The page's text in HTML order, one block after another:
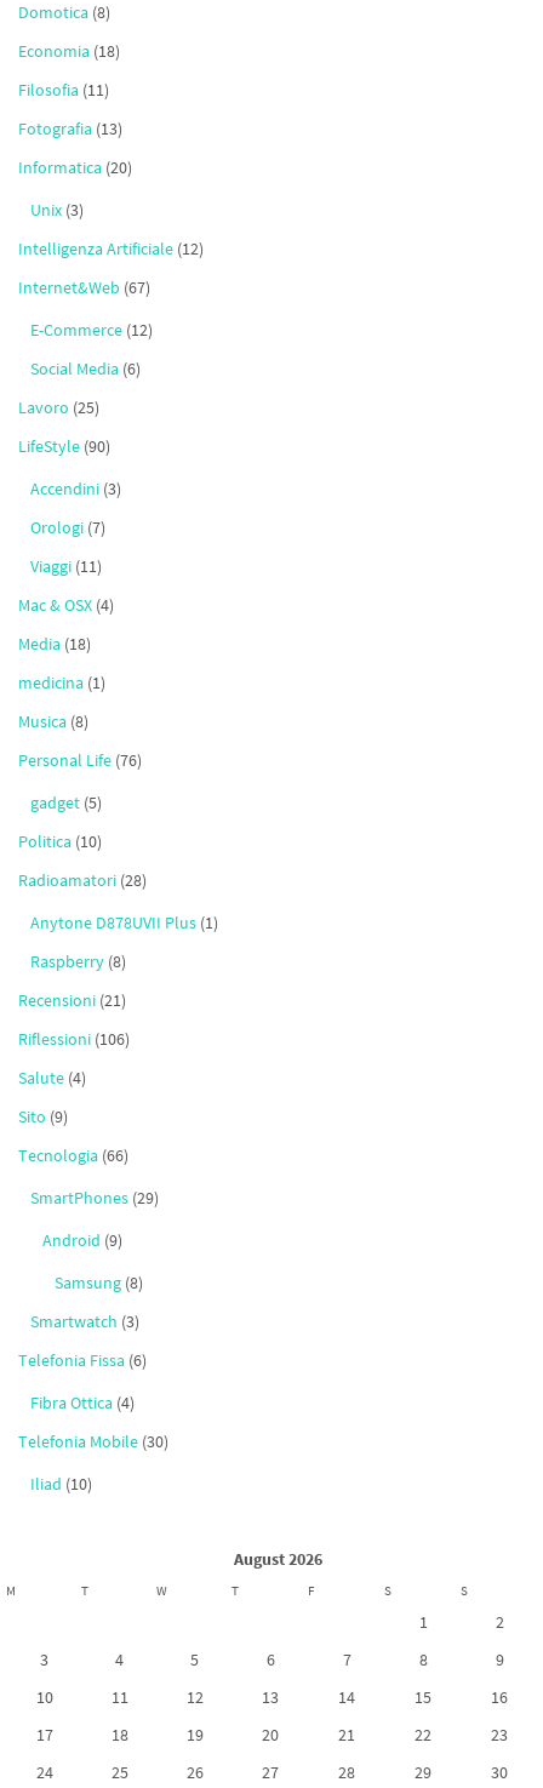
Domotica (8)
Economia (18)
Filosofia (11)
Fotografia (13)
Informatica (20)
Unix (3)
Intelligenza Artificiale (12)
Internet&Web (67)
E-Commerce (12)
Social Media (6)
Lavoro (25)
LifeStyle (90)
Accendini (3)
Orologi (7)
Viaggi (11)
Mac & OSX (4)
Media (18)
medicina (1)
Musica (8)
Personal Life (76)
gadget (5)
Politica (10)
Radioamatori (28)
Anytone D878UVII Plus (1)
Raspberry (8)
Recensioni (21)
Riflessioni (106)
Salute (4)
Sito (9)
Tecnologia (66)
SmartPhones (29)
Android (9)
Samsung (8)
Smartwatch (3)
Telefonia Fissa (6)
Fibra Ottica (4)
Telefonia Mobile (30)
Iliad (10)
August 2026
M T W T F S S
1
2
3
4 5 6 7 8
9
10
11 12 13 14 15
16
17
18 19 20 21 22
23
24
25 26 27 28 29 30